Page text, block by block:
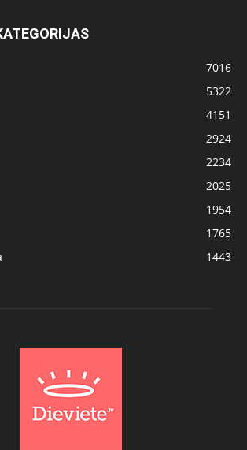
7016
5322
4151
2924
2234
2025
1954
1765
1443